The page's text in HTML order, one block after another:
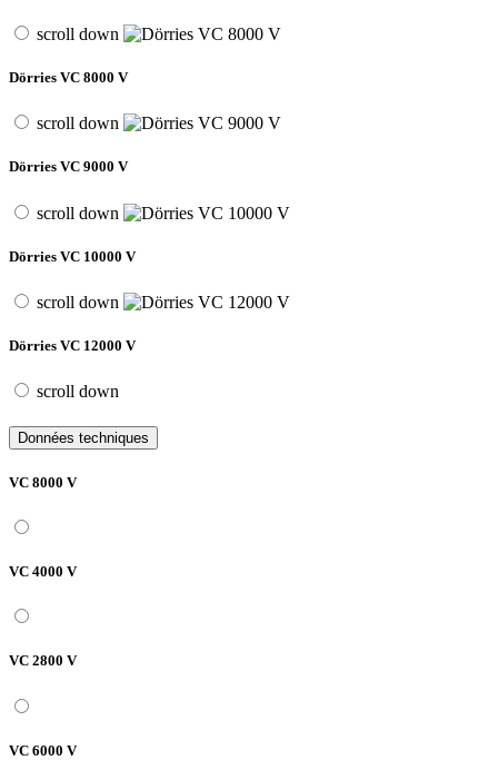
scroll down
Dörries VC 8000 V
scroll down
Dörries VC 9000 V
scroll down
Dörries VC 10000 V
scroll down
Dörries VC 12000 V
scroll down
Données techniques
VC 8000 V
VC 4000 V
VC 2800 V
VC 6000 V